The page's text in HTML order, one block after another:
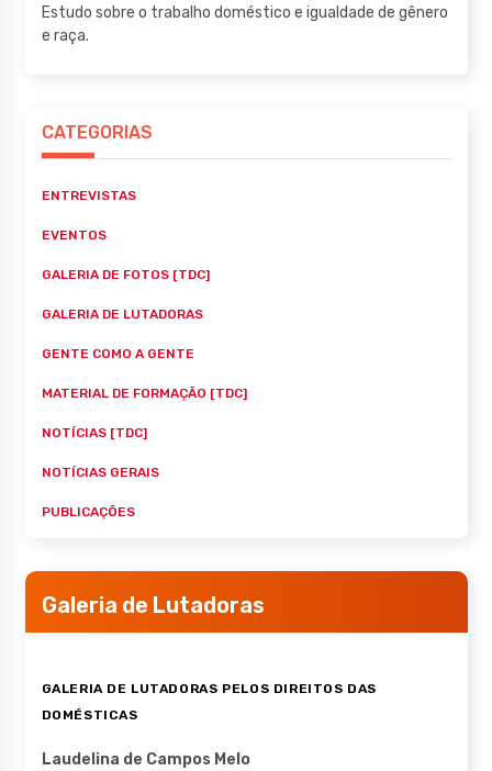
Estudo sobre o trabalho doméstico e igualdade de gênero
e raça.
CATEGORIAS
ENTREVISTAS
EVENTOS
GALERIA DE FOTOS [TDC]
GALERIA DE LUTADORAS
GENTE COMO A GENTE
MATERIAL DE FORMAÇÃO [TDC]
NOTÍCIAS [TDC]
NOTÍCIAS GERAIS
PUBLICAÇÕES
Galeria de Lutadoras
GALERIA DE LUTADORAS PELOS DIREITOS DAS
DOMÉSTICAS
Laudelina de Campos Melo